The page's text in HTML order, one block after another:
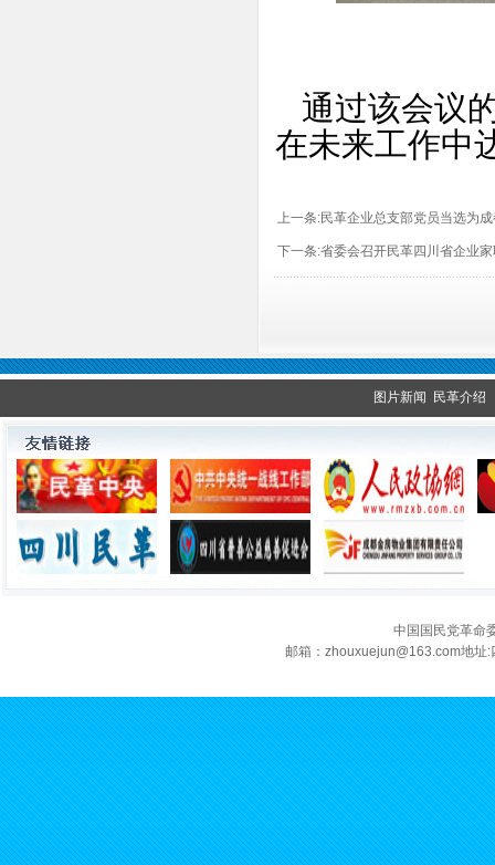
通过该会议
在未来工作中
上一条:民革企业总支部党员当选为
下一条:省委会召开民革四川省企业
图片新闻 民革介绍
中国国民党革命
邮箱：zhouxuejun@163.com地址